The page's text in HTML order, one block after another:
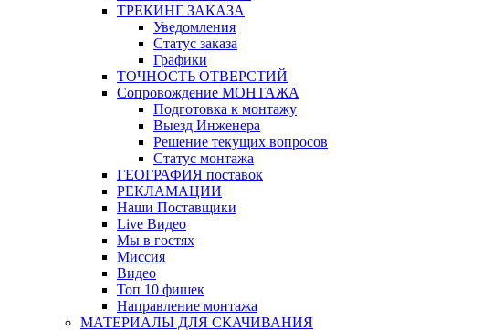
ТРЕКИНГ ЗАКАЗА
Уведомления
Статус заказа
Графики
ТОЧНОСТЬ ОТВЕРСТИЙ
Сопровождение МОНТАЖА
Подготовка к монтажу
Выезд Инженера
Решение текущих вопросов
Статус монтажа
ГЕОГРАФИЯ поставок
РЕКЛАМАЦИИ
Наши Поставщики
Live Видео
Мы в гостях
Миссия
Видео
Топ 10 фишек
Направление монтажа
МАТЕРИАЛЫ ДЛЯ СКАЧИВАНИЯ